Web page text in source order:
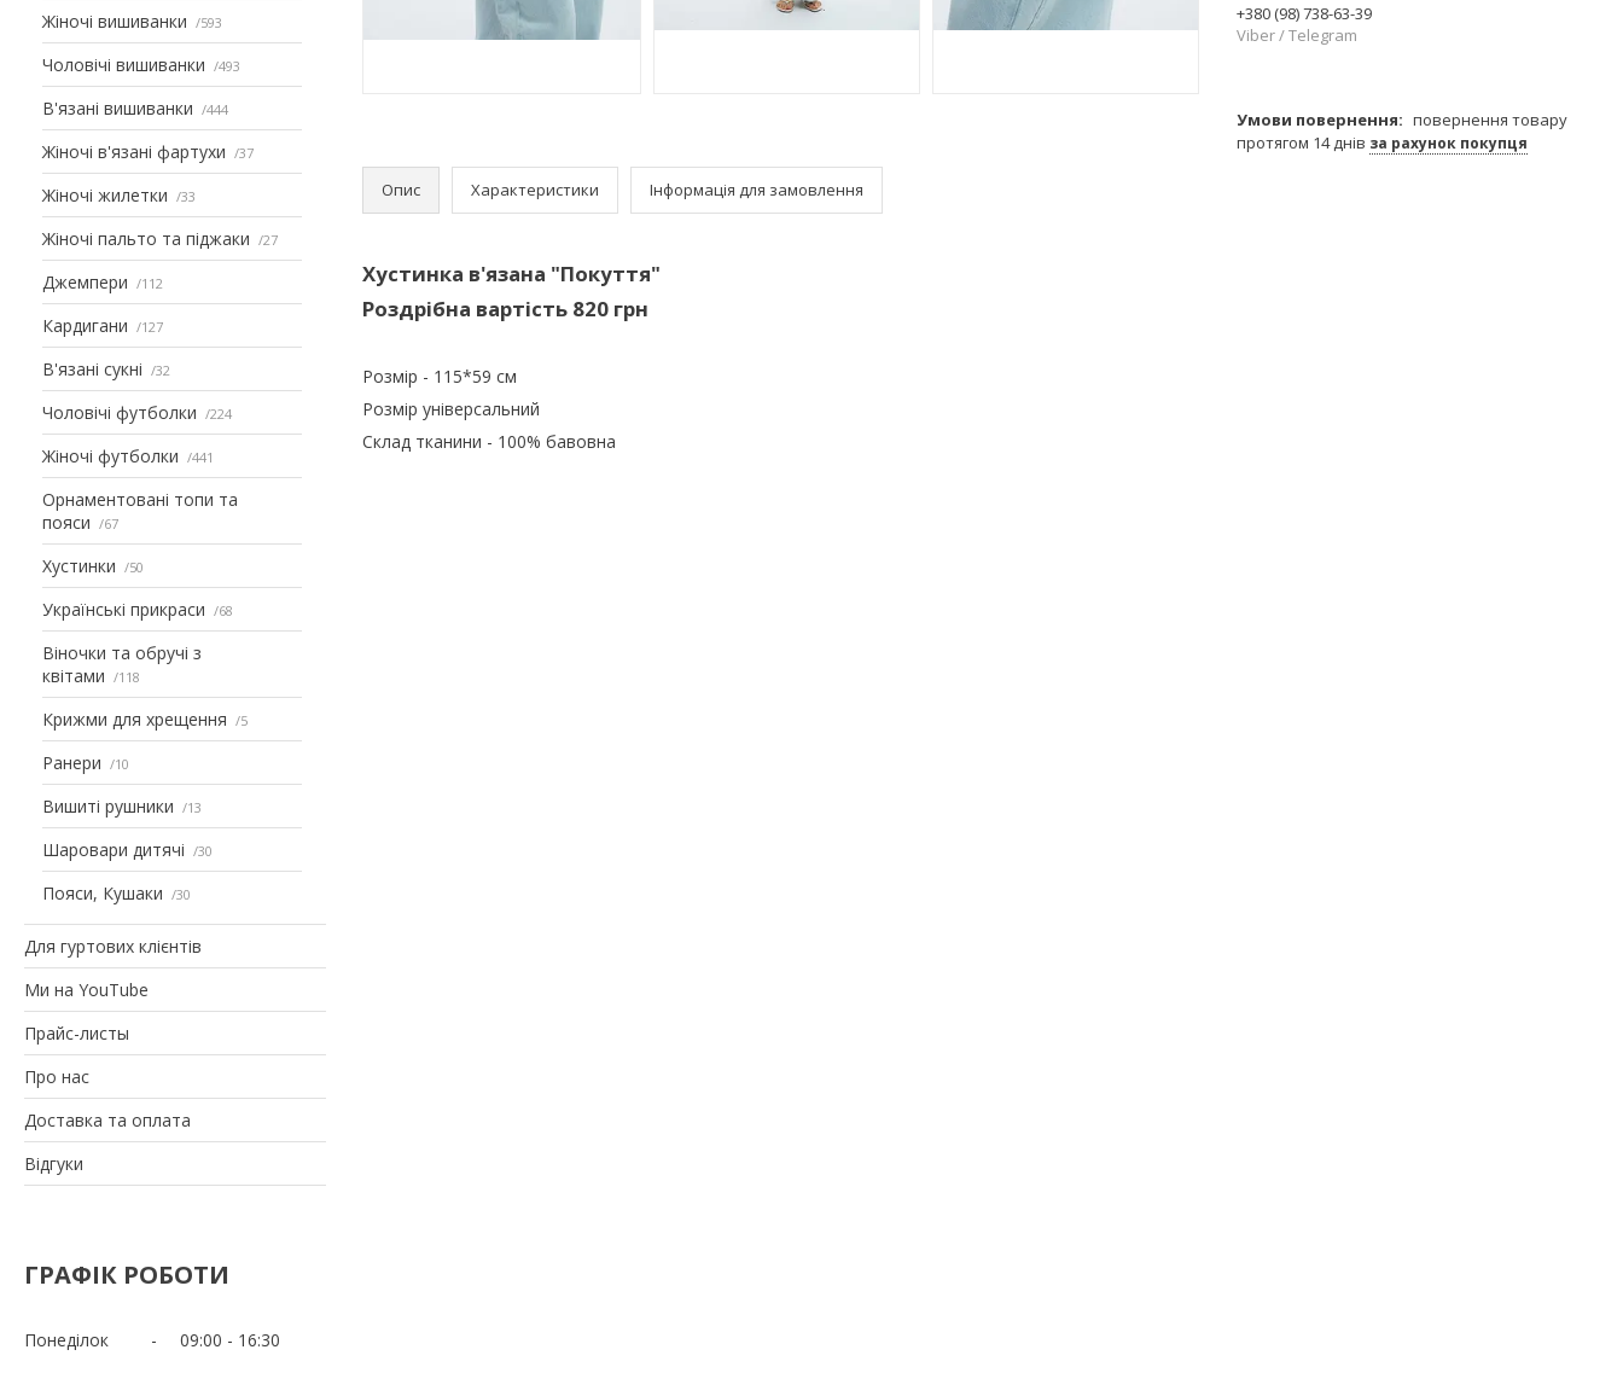
Жіночі вишиванки 593
Чоловічі вишиванки 493
В'язані вишиванки 444
Жіночі в'язані фартухи 37
Жіночі жилетки 33
Жіночі пальто та піджаки 27
Джемпери 112
Кардигани 127
В'язані сукні 32
Чоловічі футболки 224
Жіночі футболки 441
Орнаментовані топи та
пояси
67
Хустинки 50
Українські прикраси 68
Віночки та обручі з
квітами
118
Крижми для хрещення 5
Ранери 10
Вишиті рушники 13
Шаровари дитячі 30
Пояси, Кушаки 30
Для гуртових клієнтів
Ми на YouTube
Прайс-листы
Про нас
Доставка та оплата
Відгуки
ГРАФІК РОБОТИ
Понеділок 09:00
16:30
Опис Характеристики Інформація для замовлення
Хустинка в'язана "Покуття"
Роздрібна вартість 820 грн
Розмір - 115*59 см
Розмір універсальний
Склад тканини - 100% бавовна
+380 (98) 738-63-39
Viber / Telegram
повернення товару
протягом 14 днів за рахунок покупця